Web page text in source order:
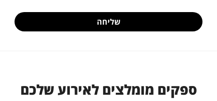
שליחה
ספקים מומלצים לאירוע שלכם